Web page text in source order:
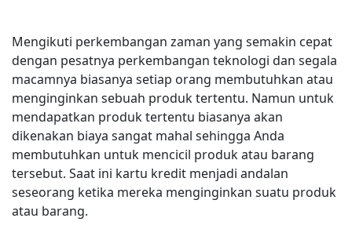
Mengikuti perkembangan zaman yang semakin cepat
dengan pesatnya perkembangan teknologi dan segala
macamnya biasanya setiap orang membutuhkan atau
menginginkan sebuah produk tertentu. Namun untuk
mendapatkan produk tertentu biasanya akan
dikenakan biaya sangat mahal sehingga Anda
membutuhkan untuk mencicil produk atau barang
tersebut. Saat ini kartu kredit menjadi andalan
seseorang ketika mereka menginginkan suatu produk
atau barang.